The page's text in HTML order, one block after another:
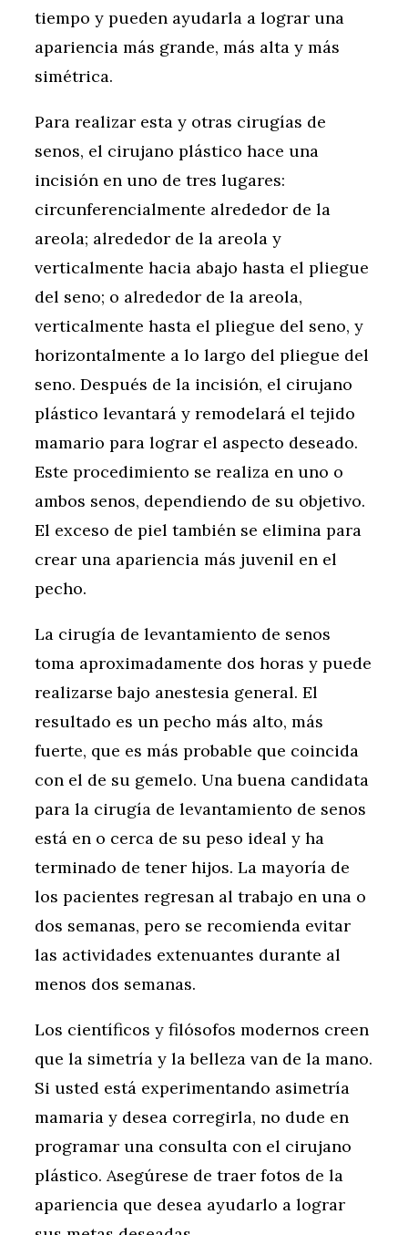
tiempo y pueden ayudarla a lograr una
apariencia más grande, más alta y más
simétrica.
Para realizar esta y otras cirugías de
senos, el cirujano plástico hace una
incisión en uno de tres lugares:
circunferencialmente alrededor de la
areola; alrededor de la areola y
verticalmente hacia abajo hasta el pliegue
del seno; o alrededor de la areola,
verticalmente hasta el pliegue del seno, y
horizontalmente a lo largo del pliegue del
seno. Después de la incisión, el cirujano
plástico levantará y remodelará el tejido
mamario para lograr el aspecto deseado.
Este procedimiento se realiza en uno o
ambos senos, dependiendo de su objetivo.
El exceso de piel también se elimina para
crear una apariencia más juvenil en el
pecho.
La cirugía de levantamiento de senos
toma aproximadamente dos horas y puede
realizarse bajo anestesia general. El
resultado es un pecho más alto, más
fuerte, que es más probable que coincida
con el de su gemelo. Una buena candidata
para la cirugía de levantamiento de senos
está en o cerca de su peso ideal y ha
terminado de tener hijos. La mayoría de
los pacientes regresan al trabajo en una o
dos semanas, pero se recomienda evitar
las actividades extenuantes durante al
menos dos semanas.
Los científicos y filósofos modernos creen
que la simetría y la belleza van de la mano.
Si usted está experimentando asimetría
mamaria y desea corregirla, no dude en
programar una consulta con el cirujano
plástico. Asegúrese de traer fotos de la
apariencia que desea ayudarlo a lograr